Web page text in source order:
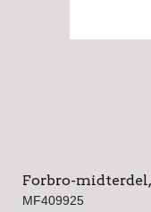
Forbro-midterdel,
MF409925